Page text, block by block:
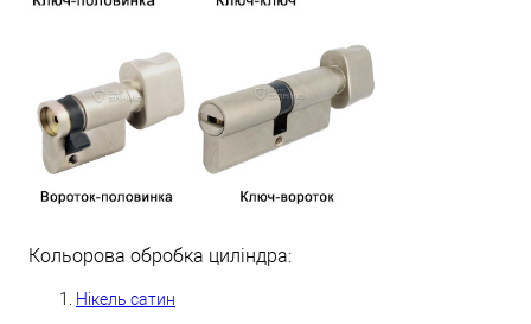
Кольорова обробка циліндра:
Нікель сатин